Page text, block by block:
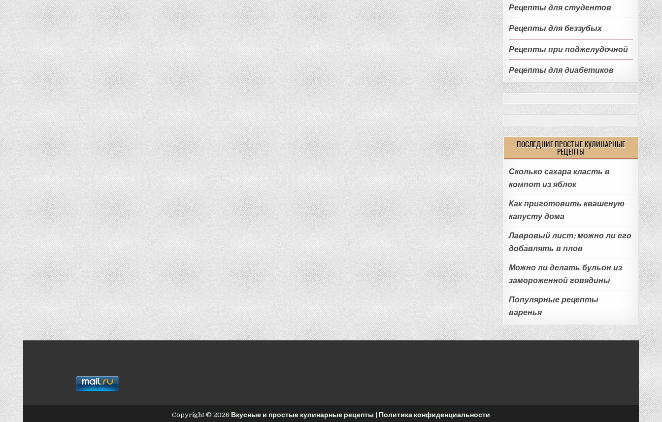
Рецепты для студентов
Рецепты для беззубых
Рецепты при поджелудочной
Рецепты для диабетиков
ПОСЛЕДНИЕ ПРОСТЫЕ КУЛИНАРНЫЕ
РЕЦЕПТЫ
Сколько сахара класть в
компот из яблок
Как приготовить квашеную
капусту дома
Лавровый лист: можно ли его
добавлять в плов
Можно ли делать бульон из
замороженной говядины
Популярные рецепты
варенья
Copyright © 2026 Вкусные и простые кулинарные рецепты Политика конфиденциальности